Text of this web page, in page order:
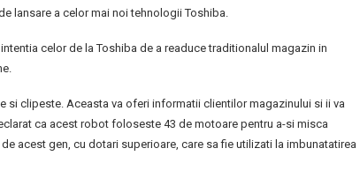
lansare a celor mai noi tehnologii Toshiba.
celor de la Toshiba de a readuce traditionalul magazin in
si clipeste. Aceasta va oferi informatii clientilor magazinului si ii va
ca acest robot foloseste 43 de motoare pentru a-si misca
acest gen, cu dotari superioare, care sa fie utilizati la imbunatatirea